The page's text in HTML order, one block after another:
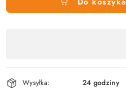
,
płatność
Wysyłka:
24 godziny